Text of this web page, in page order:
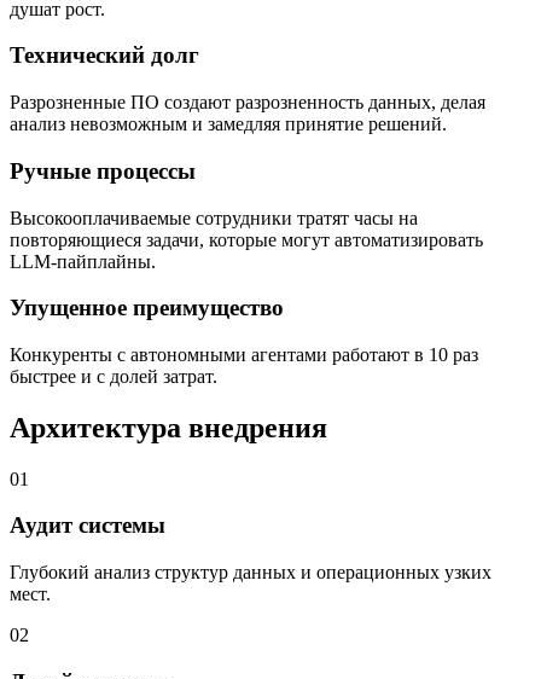
душат рост.
Технический долг
Разрозненные ПО создают разрозненность данных, делая
анализ невозможным и замедляя принятие решений.
Ручные процессы
Высокооплачиваемые сотрудники тратят часы на
повторяющиеся задачи, которые могут автоматизировать
LLM-пайплайны.
Упущенное преимущество
Конкуренты с автономными агентами работают в 10 раз
быстрее и с долей затрат.
Архитектура внедрения
01
Аудит системы
Глубокий анализ структур данных и операционных узких
мест.
02